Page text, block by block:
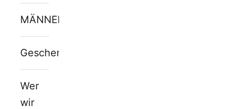
MÄNNERJUWELEN
Geschenkkarte
Wer
wir